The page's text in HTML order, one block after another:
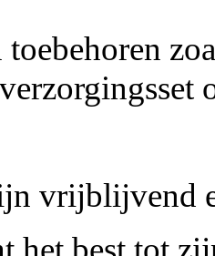
toebehoren
vrijblijvend